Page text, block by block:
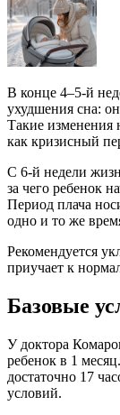
В конце 4–5-й
ухудшения сна:
Такие изменения
как кризисный
С 6-й недели
за чего ребенок
Период плача
одно и то же
Рекомендуется
приучает к
Базовые
У доктора
ребенок в 1
достаточно 17
условий.